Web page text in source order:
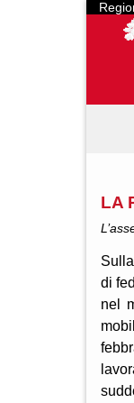
LA
di
nel